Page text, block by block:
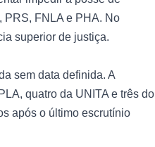
PRS, FNLA e PHA. No
superior de justiça.
sem data definida. A
quatro da UNITA e três do
após o último escrutínio